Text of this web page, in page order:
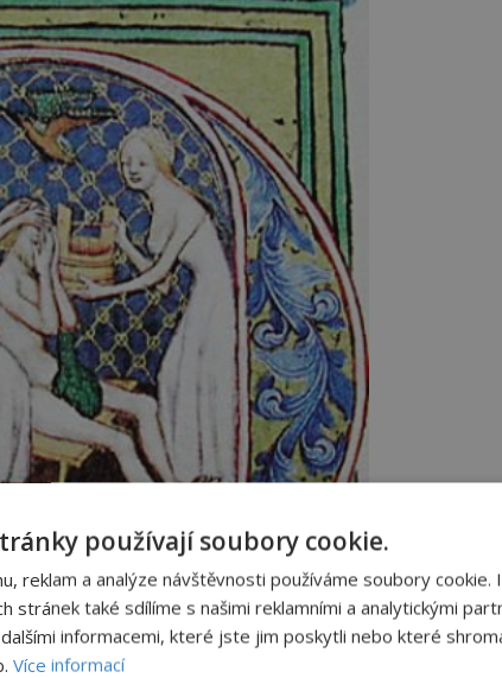
používají soubory cookie.
reklam a analýze návštěvnosti používáme soubory cookie.
stránek také sdílíme s našimi reklamními a analytickými
informacemi, které jste jim poskytli nebo které
Více informací